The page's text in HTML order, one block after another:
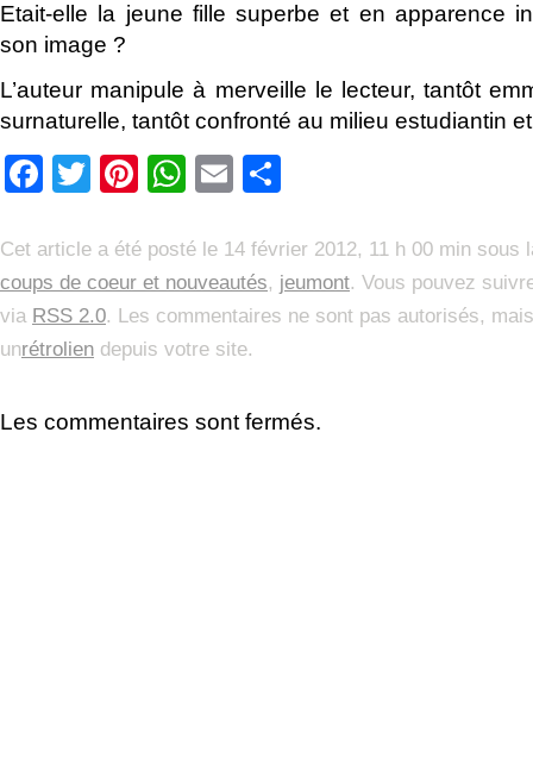
Etait-elle la jeune fille superbe et en apparence
son image ?
L’auteur manipule à merveille le lecteur, tantôt
surnaturelle, tantôt confronté au milieu estudiantin
Facebook
TwitterPinterest
WhatsApp
Email
Cet article a été posté le 14 février 2012, 11 h 00 min sous
coups de coeur et nouveautés, jeumont. Vous pouvez
via RSS 2.0. Les commentaires ne sont pas autorisés,
unrétrolien depuis votre site.
Les commentaires sont fermés.